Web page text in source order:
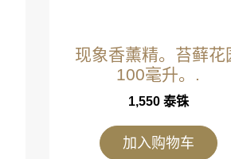
现象香薰精。苔藓花
100毫升。.
1,550 泰铢
加入购物车